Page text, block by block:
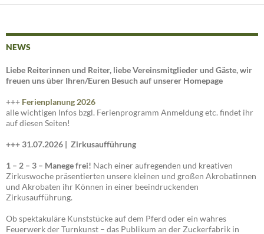
NEWS
Liebe Reiterinnen und Reiter, liebe Vereinsmitglieder und Gäste, wir
freuen uns über Ihren/Euren Besuch auf unserer Homepage
+++ Ferienplanung 2026
alle wichtigen Infos bzgl. Ferienprogramm Anmeldung etc. findet ihr
auf diesen Seiten!
+++ 31.07.2026 | Zirkusaufführung
1 – 2 – 3 – Manege frei! Nach einer aufregenden und kreativen
Zirkuswoche präsentierten unsere kleinen und großen Akrobatinnen
und Akrobaten ihr Können in einer beeindruckenden
Zirkusaufführung.
Ob spektakuläre Kunststücke auf dem Pferd oder ein wahres
Feuerwerk der Turnkunst – das Publikum an der Zuckerfabrik in